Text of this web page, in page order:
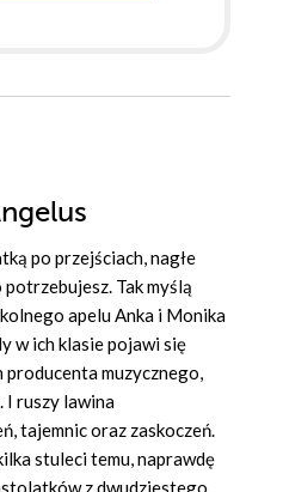
po przejściach, nagłe
Tak myślą
apelu Anka i Monika
w ich klasie pojawi się
muzycznego,
I ruszy lawina
tajemnic oraz zaskoczeń.
stuleci temu, naprawdę
z dwudziestego